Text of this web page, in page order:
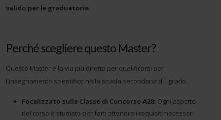
valido per le graduatorie.
Perché scegliere questo Master?
Questo Master è la via più diretta per qualificarsi per
l'insegnamento scientifico nella scuola secondaria di I grado.
Focalizzato sulla Classe di Concorso A28: Ogni aspetto
del corso è studiato per farti ottenere i requisiti necessari